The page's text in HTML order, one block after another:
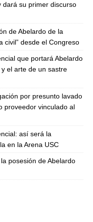
dará su primer discurso
de Abelardo de la
civil” desde el Congreso
que portará Abelardo
el arte de un sastre
por presunto lavado
proveedor vinculado al
así será la
en la Arena USC
posesión de Abelardo